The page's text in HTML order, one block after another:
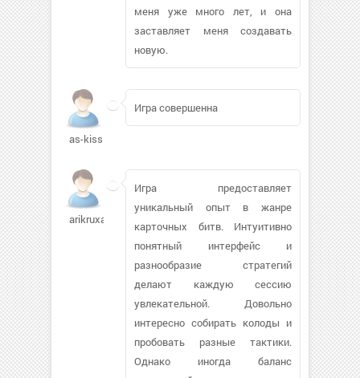
меня уже много лет, и она
заставляет меня создавать
новую.
as-kiss
Игра совершенна
arikruxa836
Игра предоставляет
уникальный опыт в жанре
карточных битв. Интуитивно
понятный интерфейс и
разнообразие стратегий
делают каждую сессию
увлекательной. Довольно
интересно собирать колоды и
пробовать разные тактики.
Однако иногда баланс